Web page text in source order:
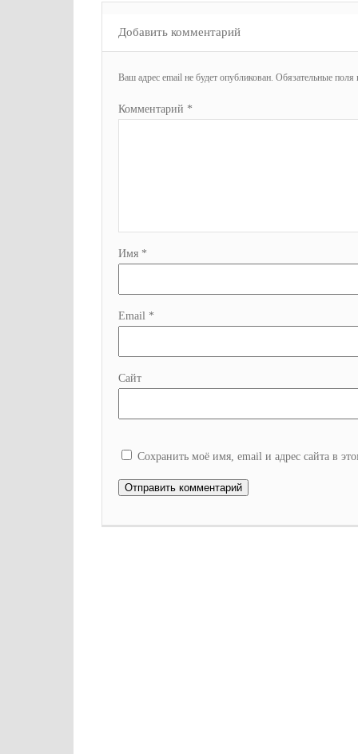
Добавить комментарий
Ваш адрес email не будет опубликован. Обязательные поля
Комментарий *
Имя *
Email *
Сайт
Сохранить моё имя, email и адрес сайта в